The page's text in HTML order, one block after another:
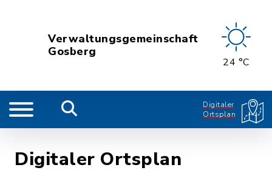
Verwaltungsgemeinschaft
Gosberg
24 °C
Digitaler
Ortsplan
Digitaler Ortsplan